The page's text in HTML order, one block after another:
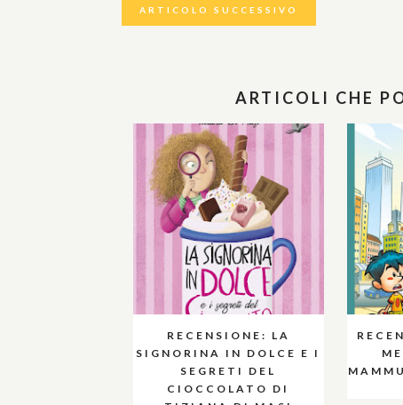
ARTICOLO SUCCESSIVO
ARTICOLI CHE
RECENSIONE: LA
SIGNORINA IN DOLCE E I
SEGRETI DEL
CIOCCOLATO DI